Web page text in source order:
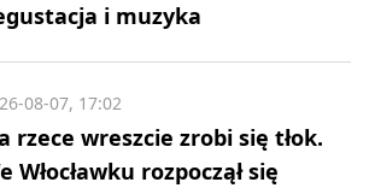
i muzyka
rzece wreszcie zrobi się tłok.
Włocławku rozpoczął się
08-07, 17:02